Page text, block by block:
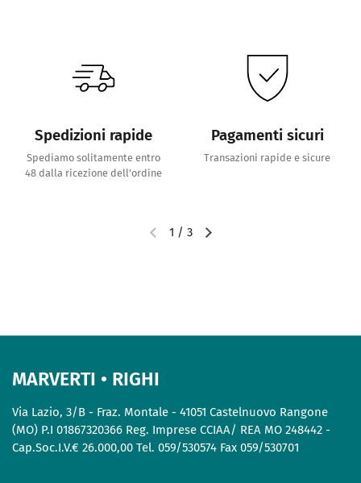
Spedizioni rapide
Spediamo solitamente entro
48 dalla ricezione dell'ordine
Pagamenti sicuri
Transazioni rapide e sicure
1 / 3
MARVERTI • RIGHI
Via Lazio, 3/B - Fraz. Montale - 41051 Castelnuovo Rangone
(MO) P.I 01867320366 Reg. Imprese CCIAA/ REA MO 248442 -
Cap.Soc.I.V.€ 26.000,00 Tel. 059/530574 Fax 059/530701